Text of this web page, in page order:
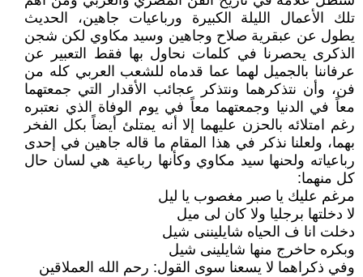
تلك الأعمال الليلة الكبيرة ورباعيات جاهين، الحديث
يطول عن عبقرية صلاح وجاهين وسيد مكاوي لكن شجن
الذكرى يحصرنا في كلمات نحاول بها فقط التعبير عن
عرفاننا بالجميل لهما عما قدماه للشعب العربي كله من
فن، وأن نتذكرهما ونتذكر عجائب الأقدار التي جمعتهما
معاً في الدنيا وجمعتهما معاً في يوم الوفاة الذي نعتبره
رغم امتلائه بالحزن عليهما إلا أنه يمتلئ أيضاً بكل الفخر
بهما، ولعلنا نذكر في هذا المقام ما قاله جاهين في إحدى
رباعياته ولحنها سيد مكاوي وكأنها رباعية هي لسان حال
كل منهما:
مرغم عليك يا صبر مغصوب يا ليل
لا دخلتها برجليا ولا كان لى ميل
دخلت انا ف الحياه شايليننى شيل
وبكره حاخرج منها شايلينى شيل
وفي ذكراهما لا يسعنا سوى القول: رحم الله العملاقين